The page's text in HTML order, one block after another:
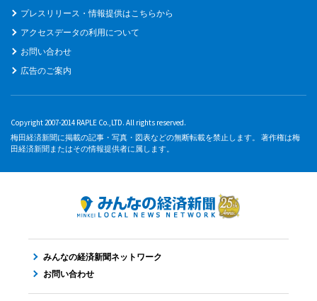
プレスリリース・情報提供はこちらから
アクセスデータの利用について
お問い合わせ
広告のご案内
Copyright 2007-2014 RAPLE Co.,LTD. All rights reserved.
梅田経済新聞に掲載の記事・写真・図表などの無断転載を禁止します。 著作権は梅
田経済新聞またはその情報提供者に属します。
みんなの経済新聞ネットワーク
お問い合わせ